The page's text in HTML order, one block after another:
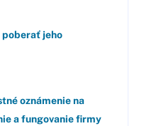
jeho
oznámenie na
a fungovanie firmy